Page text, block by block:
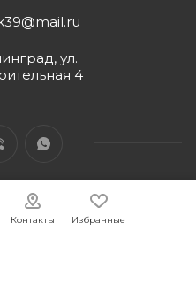
ул.
4
Контакты Избранные